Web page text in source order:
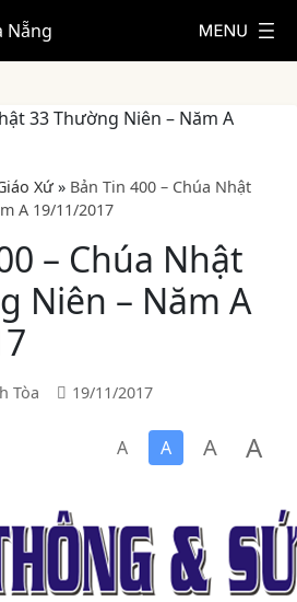
Nẵng
Xứ » Bản Tin 400 – Chúa Nhật
A 19/11/2017
– Chúa Nhật
Niên – Năm A
Tòa 19/11/2017
A A A A